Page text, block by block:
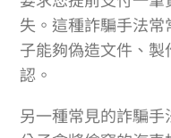
失。這種詐騙手法
子能夠偽造文件、
認。
另一種常見的詐騙